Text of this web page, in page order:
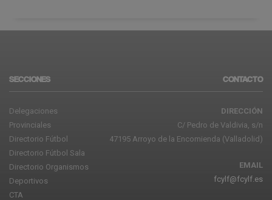
SECCIONES
Delegaciones
Provinciales
Directorio Fútbol
Directorio Fútbol Sala
Directorio Organismos
Deportivos
CTA
CONTACTO
DIRECCIÓN
C/ Pedro de Valdivia, s/n
47195 Arroyo de la Encomienda (Valladolid)
EMAIL
fcylf@fcylf.es